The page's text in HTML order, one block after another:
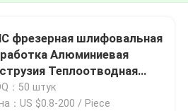
фрезерная шлифовальная
Алюминиевая
Теплоотводная
анодированная
：50 штук
：US $0.8-200 / Piece